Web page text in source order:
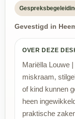
Gevestigd in
OVER DEZE
Mariëlla Louwe
miskraam,
of kind kunnen
heen
praktische